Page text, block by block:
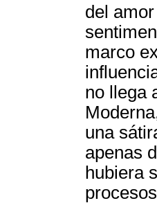
del
marco
no llega
una
apenas
hubiera